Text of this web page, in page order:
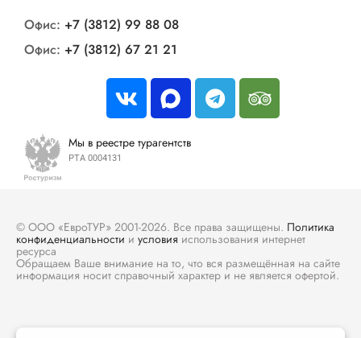
Офис: +7 (3812) 99 88 08
Офис: +7 (3812) 67 21 21
Мы в реестре турагентств
РТА 0004131
© ООО «ЕвроТУР» 2001-2026. Все права защищены. Политика
конфиденциальности и условия использования интернет
ресурса
Обращаем Ваше внимание на то, что вся размещённая на сайте
информация носит справочный характер и не является офертой.